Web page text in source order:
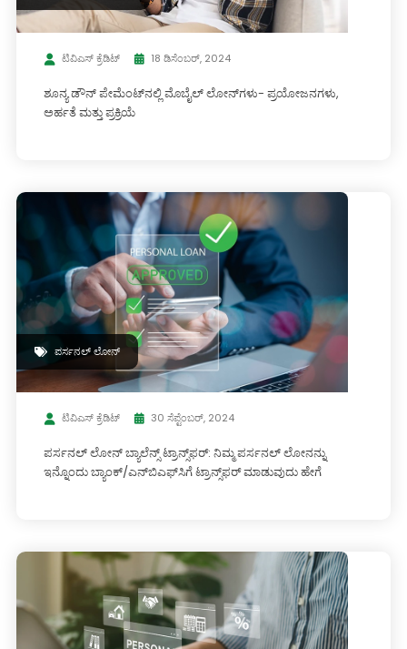
ಟಿವಿಎಸ್ ಕ್ರೆಡಿಟ್ 18 ಡಿಸೆಂಬರ್, 2024
ಶೂನ್ಯ ಡೌನ್ ಪೇಮೆಂಟ್‌ನಲ್ಲಿ ಮೊಬೈಲ್ ಲೋನ್‌ಗಳು- ಪ್ರಯೋಜನಗಳು,
ಅರ್ಹತೆ ಮತ್ತು ಪ್ರಕ್ರಿಯೆ
ಪರ್ಸನಲ್ ಲೋನ್
ಟಿವಿಎಸ್ ಕ್ರೆಡಿಟ್ 30 ಸೆಪ್ಟೆಂಬರ್, 2024
ಪರ್ಸನಲ್ ಲೋನ್ ಬ್ಯಾಲೆನ್ಸ್ ಟ್ರಾನ್ಸ್‌ಫರ್: ನಿಮ್ಮ ಪರ್ಸನಲ್ ಲೋನನ್ನು
ಇನ್ನೊಂದು ಬ್ಯಾಂಕ್/ಎನ್‌ಬಿ‌ಎಫ್‌ಸಿಗೆ ಟ್ರಾನ್ಸ್‌ಫರ್ ಮಾಡುವುದು ಹೇಗೆ